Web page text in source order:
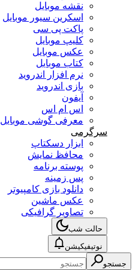
نقشه موبایل
اسکرین سیور موبایل
پاکت پی سی
کلیپ موبایل
عکس موبایل
کتاب موبایل
نرم افزار اندروید
بازی اندروید
آیفون
اس ام اس
معرفی گوشی موبایل
سرگرمی
ابزار دسکتاپ
محافظ نمایش
پوسته برنامه
پس زمینه
دانلود بازی کامپیوتر
عکس ماشین
تصاویر گرافیکی
حالت شب
نوتیفیکیشن
جستجو